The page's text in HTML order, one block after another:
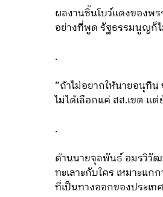
ผลงานชิ้นโบว์แดงของพ
อย่างที่พูด รัฐธรรมนูญก็
.
”ถ้าไม่อยากให้นายอนุทิ
ไม่ได้เลือกแค่ สส.เขต แ
.
ด้านนายจุลพันธ์ อมรวิวัฒ
ทะเลาะกับใคร เหมาะแ
ที่เป็นทางออกของประเท